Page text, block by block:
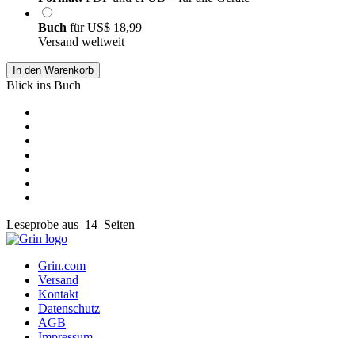
Buch fürUS$ 18,99
Versand weltweit
In den Warenkorb
Blick ins Buch
Leseprobe aus 14 Seiten
Grin.com
Versand
Kontakt
Datenschutz
AGB